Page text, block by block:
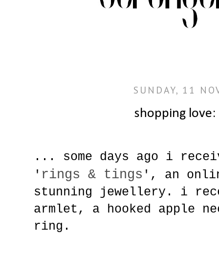
SUNDAY, 11
shopping
... some days ago i
' rings & tings ', an
stunning jewellery. i
armlet, a hooked apple
ring.